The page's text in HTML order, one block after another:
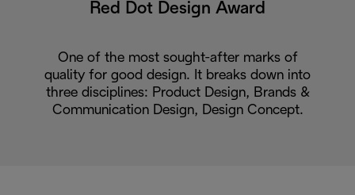
Red Dot Design Award
One of the most sought-after marks of
quality for good design. It breaks down into
three disciplines: Product Design, Brands &
Communication Design, Design Concept.